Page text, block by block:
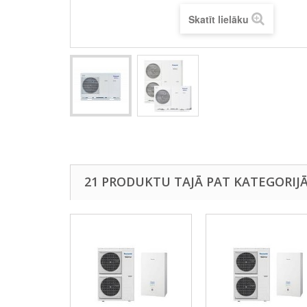
Skatīt lielāku
21 PRODUKTU TAJĀ PAT